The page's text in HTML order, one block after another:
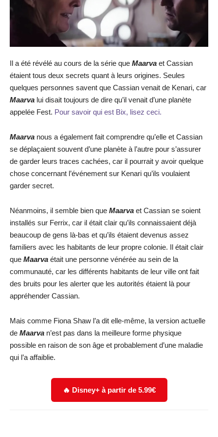
Il a été révélé au cours de la série que Maarva et Cassian
étaient tous deux secrets quant à leurs origines. Seules
quelques personnes savent que Cassian venait de Kenari, car
Maarva lui disait toujours de dire qu’il venait d’une planète
appelée Fest. Pour savoir qui est Bix, lisez ceci.
Maarva nous a également fait comprendre qu’elle et Cassian
se déplaçaient souvent d’une planète à l’autre pour s’assurer
de garder leurs traces cachées, car il pourrait y avoir quelque
chose concernant l’événement sur Kenari qu’ils voulaient
garder secret.
Néanmoins, il semble bien que Maarva et Cassian se soient
installés sur Ferrix, car il était clair qu’ils connaissaient déjà
beaucoup de gens là-bas et qu’ils étaient devenus assez
familiers avec les habitants de leur propre colonie. Il était clair
que Maarva était une personne vénérée au sein de la
communauté, car les différents habitants de leur ville ont fait
des bruits pour les alerter que les autorités étaient là pour
appréhender Cassian.
Mais comme Fiona Shaw l’a dit elle-même, la version actuelle
de Maarva n’est pas dans la meilleure forme physique
possible en raison de son âge et probablement d’une maladie
qui l’a affaiblie.
🔥 Disney+ à partir de 5.99€